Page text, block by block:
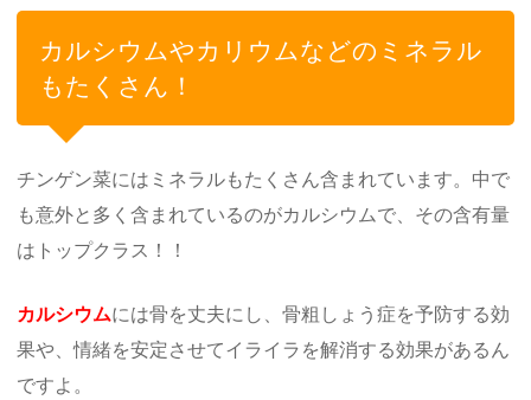
カルシウムやカリウムなどのミネラル
もたくさん！
チンゲン菜にはミネラルもたくさん含まれています。中で
も意外と多く含まれているのがカルシウムで、その含有量
はトップクラス！！
カルシウムには骨を丈夫にし、骨粗しょう症を予防する効
果や、情緒を安定させてイライラを解消する効果があるん
ですよ。